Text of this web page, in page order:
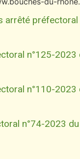
arrêté préfectoral
n°125-
n°110-
n°74-2023